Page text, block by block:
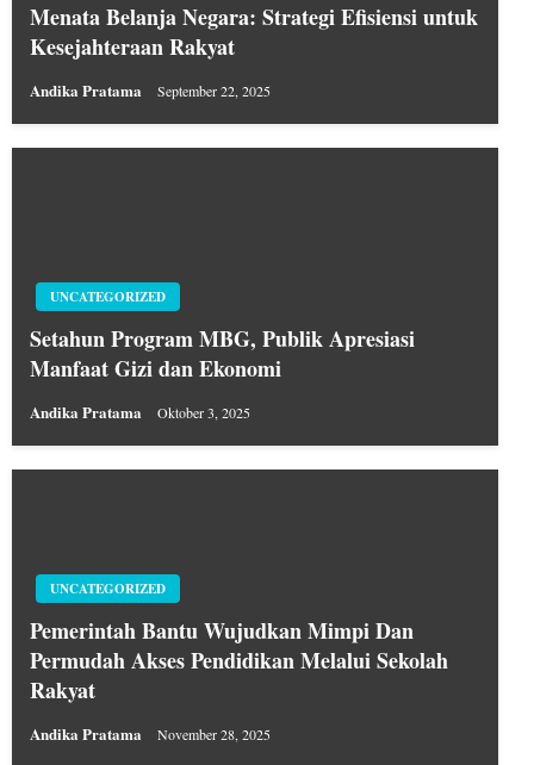
Menata Belanja Negara: Strategi Efisiensi untuk
Kesejahteraan Rakyat
Andika Pratama September 22, 2025
UNCATEGORIZED
Setahun Program MBG, Publik Apresiasi
Manfaat Gizi dan Ekonomi
Andika Pratama Oktober 3, 2025
UNCATEGORIZED
Pemerintah Bantu Wujudkan Mimpi Dan
Permudah Akses Pendidikan Melalui Sekolah
Rakyat
Andika Pratama November 28, 2025